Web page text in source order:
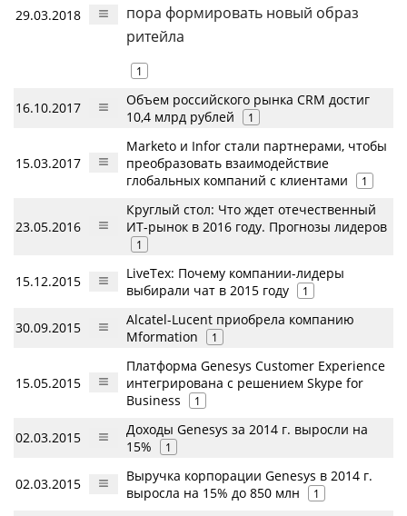
29.03.2018
пора формировать новый образ
ритейла
1
16.10.2017
Объем российского рынка CRM достиг
10,4 млрд рублей
1
15.03.2017
Marketo и Infor стали партнерами, чтобы
преобразовать взаимодействие
глобальных компаний с клиентами
1
23.05.2016
Круглый стол: Что ждет отечественный
ИТ-рынок в 2016 году. Прогнозы лидеров
1
15.12.2015
LiveTex: Почему компании-лидеры
выбирали чат в 2015 году
1
30.09.2015
Alcatel-Lucent приобрела компанию
Mformation
1
15.05.2015
Платформа Genesys Customer Experience
интегрирована с решением Skype for
Business
1
02.03.2015
Доходы Genesys за 2014 г. выросли на
15%
1
02.03.2015
Выручка корпорации Genesys в 2014 г.
выросла на 15% до 850 млн
1